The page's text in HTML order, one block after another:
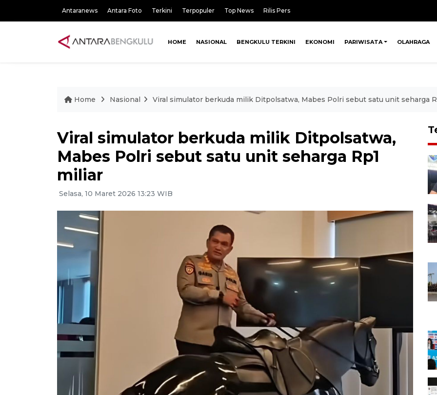
Antaranews Antara Foto Terkini Terpopuler Top News Rilis Pers
HOME NASIONAL BENGKULU TERKINI EKONOMI PARIWISATA OLAHRAGA
Home Nasional Viral simulator berkuda milik Ditpolsatwa, Mabes Polri sebut satu unit seharga
Viral simulator berkuda milik Ditpolsatwa,
Mabes Polri sebut satu unit seharga Rp1
miliar
Selasa, 10 Maret 2026 13:23 WIB